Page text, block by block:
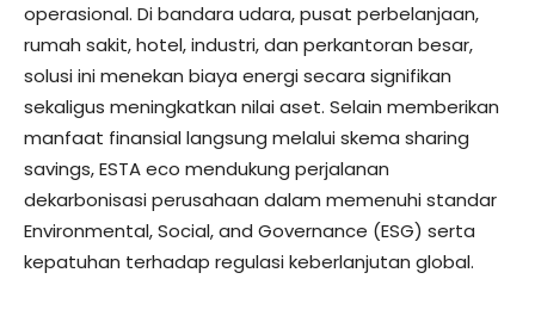
operasional. Di bandara udara, pusat perbelanjaan,
rumah sakit, hotel, industri, dan perkantoran besar,
solusi ini menekan biaya energi secara signifikan
sekaligus meningkatkan nilai aset. Selain memberikan
manfaat finansial langsung melalui skema sharing
savings, ESTA eco mendukung perjalanan
dekarbonisasi perusahaan dalam memenuhi standar
Environmental, Social, and Governance (ESG) serta
kepatuhan terhadap regulasi keberlanjutan global.